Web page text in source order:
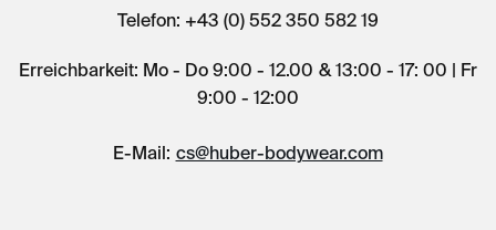
Telefon: +43 (0) 552 350 582 19
Erreichbarkeit: Mo - Do 9:00 - 12.00 & 13:00 - 17: 00 | Fr
9:00 - 12:00
E-Mail: cs@huber-bodywear.com